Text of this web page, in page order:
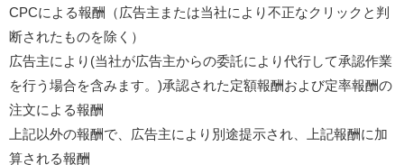
CPCによる報酬（広告主または当社により不正なクリックと判
断されたものを除く）
広告主により(当社が広告主からの委託により代行して承認作業
を行う場合を含みます。)承認された定額報酬および定率報酬の
注文による報酬
上記以外の報酬で、広告主により別途提示され、上記報酬に加
算される報酬